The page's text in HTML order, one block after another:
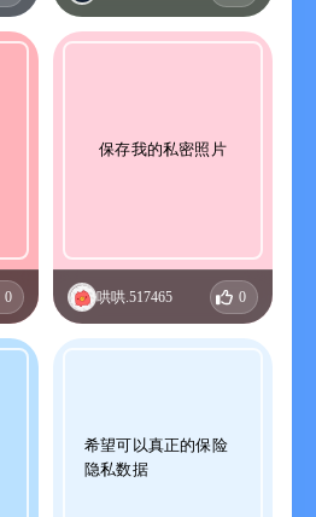
0
保存我的私密照片
哄哄.517465 0
希望可以真正的保险
隐私数据